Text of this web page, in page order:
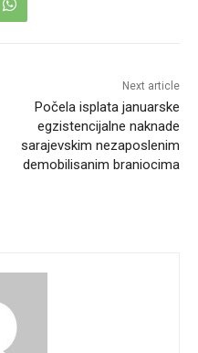
Next article
Počela isplata januarske
egzistencijalne naknade
sarajevskim nezaposlenim
demobilisanim braniocima